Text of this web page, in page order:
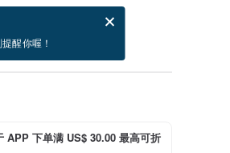
醒你喔！
。
电子贺卡是什么？
包含假日）
下单满 US$ 30.00 最高可折